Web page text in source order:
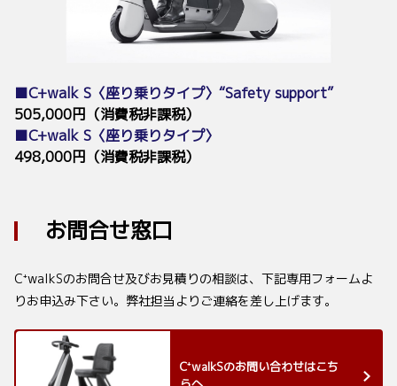
■C+walk S〈座り乗りタイプ〉“Safety support”
505,000円 （消費税非課税）
■C+walk S〈座り乗りタイプ〉
498,000円 （消費税非課税）
お問合せ窓口
C⁺walkSのお問合せ及びお見積りの相談は、下記専用フォームよ
りお申込み下さい。弊社担当よりご連絡を差し上げます。
C⁺walkSのお問い合わせはこち